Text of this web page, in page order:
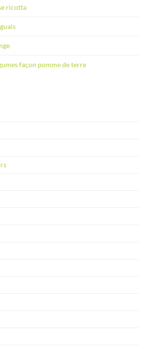
ricotta
façon pomme de terre